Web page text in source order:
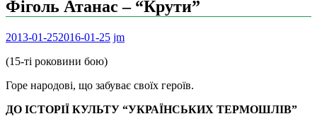
Фіголь Атанас – “Крути”
2013-01-252016-01-25 jm
(15-ті роковини бою)
Горе народові, що забуває своїх героїв.
ДО ІСТОРІЇ КУЛЬТУ “УКРАЇНСЬКИХ ТЕРМОШЛІВ”